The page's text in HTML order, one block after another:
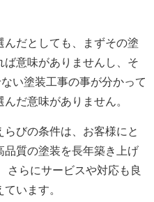
だとしても、まずその塗
意味がありませんし、そ
い塗装工事の事が分かって
だ意味がありません。
びの条件は、お客様にと
品質の塗装を長年築き上げ
さらにサービスや対応も良
います。